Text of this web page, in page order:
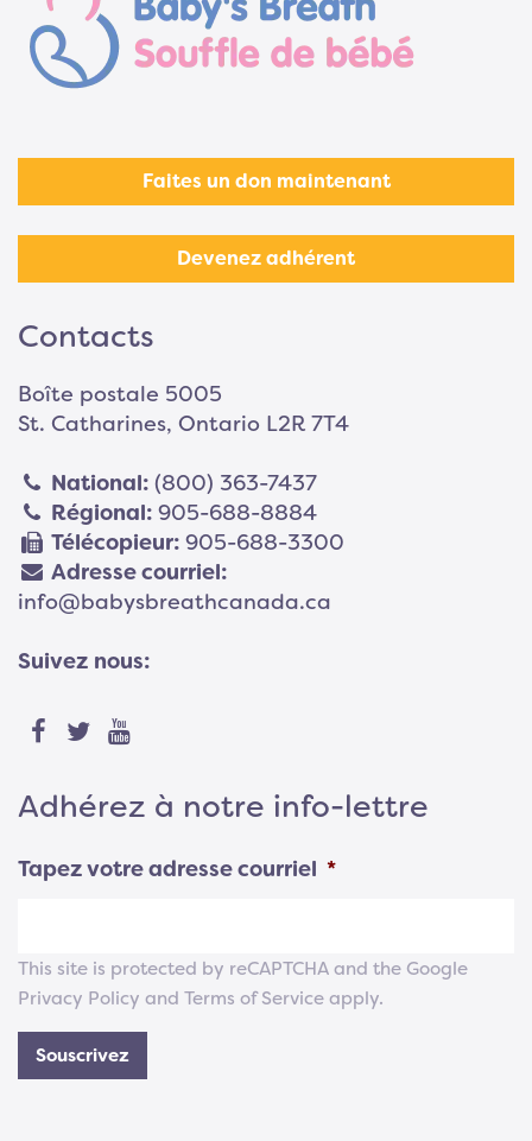
Faites un don maintenant
Devenez adhérent
Contacts
Boîte postale 5005
St. Catharines, Ontario L2R 7T4
National: (800) 363-7437
Régional: 905-688-8884
Télécopieur: 905-688-3300
Adresse courriel:
info@babysbreathcanada.ca
Suivez nous:
Adhérez à notre info-lettre
Tapez votre adresse courriel *
This site is protected by reCAPTCHA and the Google
Privacy Policy and Terms of Service apply.
Souscrivez